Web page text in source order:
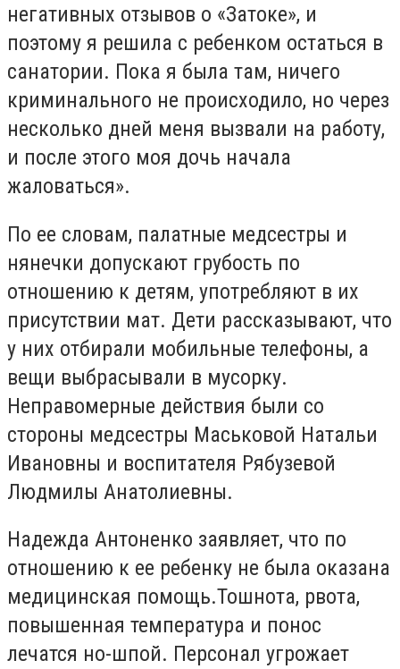
негативных отзывов о «Затоке», и
поэтому я решила с ребенком остаться в
санатории. Пока я была там, ничего
криминального не происходило, но через
несколько дней меня вызвали на работу,
и после этого моя дочь начала
жаловаться».
По ее словам, палатные медсестры и
нянечки допускают грубость по
отношению к детям, употребляют в их
присутствии мат. Дети рассказывают, что
у них отбирали мобильные телефоны, а
вещи выбрасывали в мусорку.
Неправомерные действия были со
стороны медсестры Маськовой Натальи
Ивановны и воспитателя Рябузевой
Людмилы Анатолиевны.
Надежда Антоненко заявляет, что по
отношению к ее ребенку не была оказана
медицинская помощь.Тошнота, рвота,
повышенная температура и понос
лечатся но-шпой. Персонал угрожает